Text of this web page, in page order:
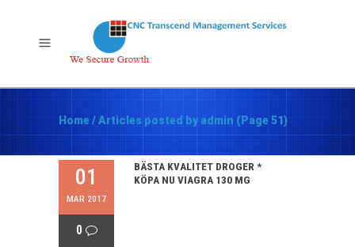
Home/Articles posted by admin (Page 51)
01
MAR 2017
0
BÄSTA KVALITET DROGER *
KÖPA NU VIAGRA 130 MG